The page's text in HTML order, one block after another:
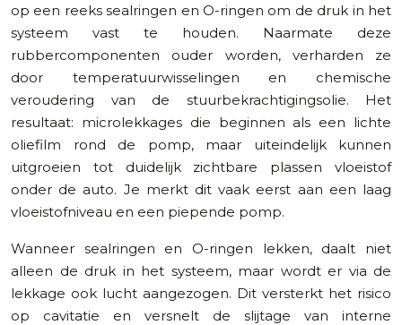
op een reeks sealringen en O-ringen om de druk in het
systeem vast te houden. Naarmate deze
rubbercomponenten ouder worden, verharden ze
door temperatuurwisselingen en chemische
veroudering van de stuurbekrachtigingsolie. Het
resultaat: microlekkages die beginnen als een lichte
oliefilm rond de pomp, maar uiteindelijk kunnen
uitgroeien tot duidelijk zichtbare plassen vloeistof
onder de auto. Je merkt dit vaak eerst aan een laag
vloeistofniveau en een piepende pomp.
Wanneer sealringen en O-ringen lekken, daalt niet
alleen de druk in het systeem, maar wordt er via de
lekkage ook lucht aangezogen. Dit versterkt het risico
op cavitatie en versnelt de slijtage van interne